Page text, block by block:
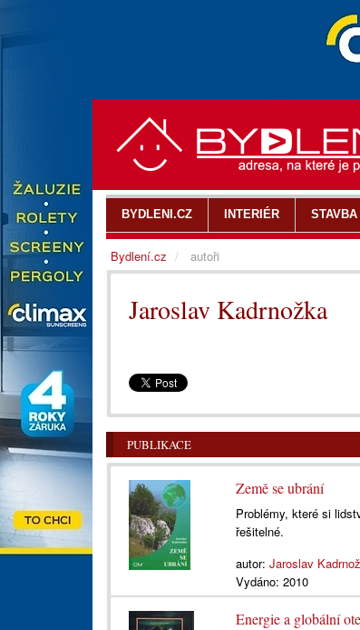
Jaroslav Kadrnožka
PUBLIKACE
Země se ubrání
Problémy, které si
řešitelné.
autor: Jaroslav
Vydáno: 2010
Energie a globální
BYDLENI.CZ INTERIÉR STAVBA
Bydlení.cz autoři